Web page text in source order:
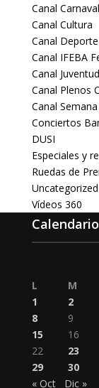
Canal
Canal Cultura
Canal Deporte
Canal IFEBA
Canal Juventud
Canal Plenos
Canal
Conciertos
DUSI
Especiales y
Ruedas de
Uncategorized
Vídeos 360
L
M
1
2
8
9
15
16
22
23
29
30
« Oct
Dic »